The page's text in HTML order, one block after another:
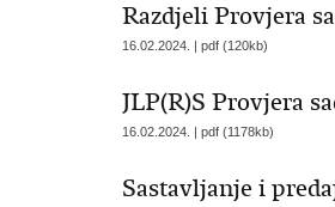
Razdjeli Provjera
16.02.2024. | pdf (120kb)
JLP(R)S Provjera
16.02.2024. | pdf (1178kb)
Sastavljanje i